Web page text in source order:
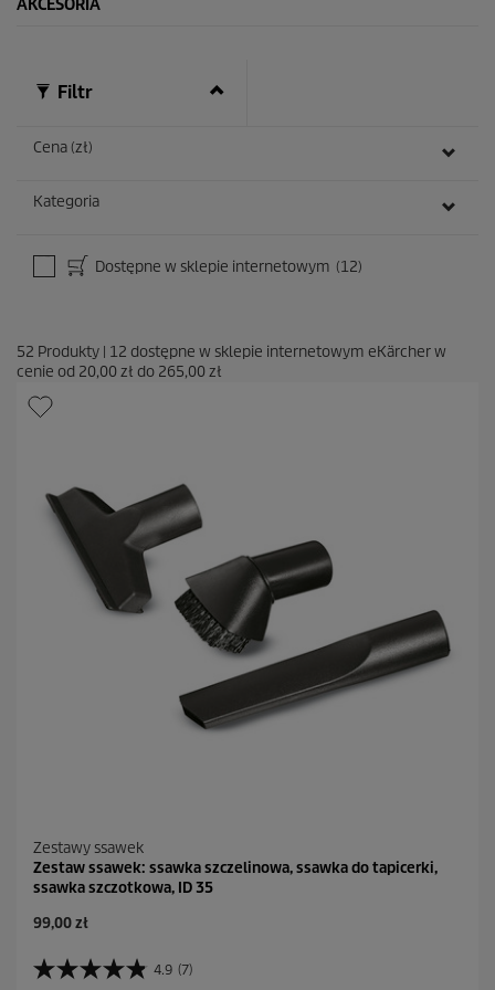
AKCESORIA
Filtr
Cena (zł)
Kategoria
Dostępne w sklepie internetowym (12)
52 Produkty | 12 dostępne w sklepie internetowym eKärcher w
cenie od 20,00 zł do 265,00 zł
Zestawy ssawek
Zestaw ssawek: ssawka szczelinowa, ssawka do tapicerki,
ssawka szczotkowa, ID 35
A
t
u
99,00 zł
4.9 (7)
4